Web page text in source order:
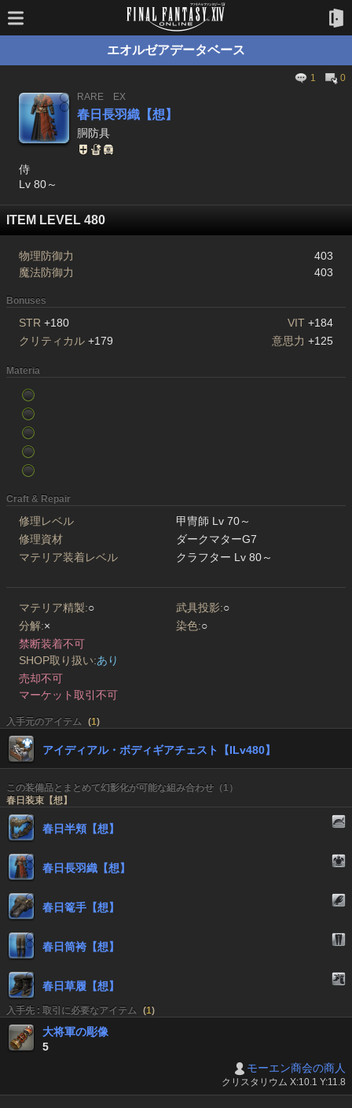
エオルゼアデータベース
1
0
RARE
EX
春日長羽織【想】
胴防具
侍
Lv 80～
ITEM LEVEL 480
物理防御力
403
魔法防御力
403
Bonuses
STR +180 VIT +184
クリティカル +179 意思力 +125
Materia
Craft & Repair
修理レベル
甲冑師 Lv 70～
修理資材
ダークマターG7
マテリア装着レベル
クラフター Lv 80～
マテリア精製:○ 武具投影:○
分解:× 染色:○
禁断装着不可
SHOP取り扱い:あり
売却不可
マーケット取引不可
入手元のアイテム (1)
アイディアル・ボディギアチェスト【ILv480】
この装備品とまとめて幻影化が可能な組み合わせ（1）
春日装束【想】
春日半頬【想】
春日長羽織【想】
春日篭手【想】
春日筒袴【想】
春日草履【想】
入手先 : 取引に必要なアイテム (1)
大将軍の彫像
5
モーエン商会の商人
クリスタリウム X:10.1 Y:11.8